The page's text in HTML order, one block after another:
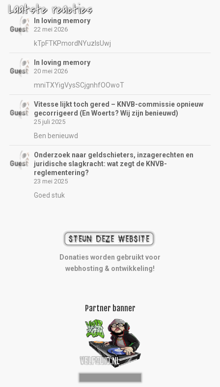
Laatste reacties
In loving memory
22 mei 2026
kTpFTKPmordNYuzIsUwj
In loving memory
20 mei 2026
mniTXYigVysSCjgnhfOOwoT
Vitesse lijkt toch gered – KNVB-commissie opnieuw
gecorrigeerd (En Woerts? Wij zijn benieuwd)
25 juli 2025
Ben benieuwd
Onderzoek naar geldschieters, inzagerechten en
juridische slagkracht: wat zegt de KNVB-
reglementering?
23 mei 2025
Goed stuk
Donaties worden gebruikt voor
webhosting & ontwikkeling!
Partner banner